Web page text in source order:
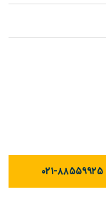
۰۲۱-۸۸۵۵۹۹۲۵